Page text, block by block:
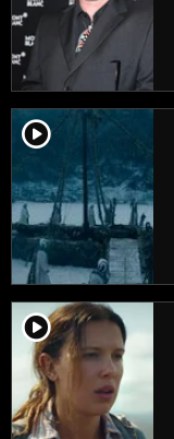
player2
player2